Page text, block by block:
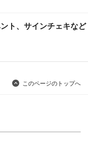
ト、サインチェキなど
このページのトップへ